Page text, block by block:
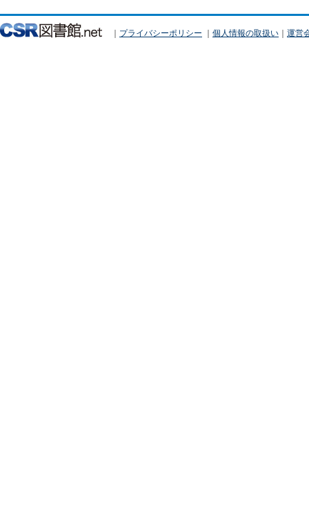
｜ プライバシーポリシー ｜ 個人情報の取扱い ｜ 運営